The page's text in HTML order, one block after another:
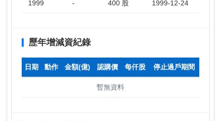
1999 - 400 股 1999-12-24
歷年增減資紀錄
日期 動作 金額(億) 認購價 每仟股 停止過戶期間
暫無資料